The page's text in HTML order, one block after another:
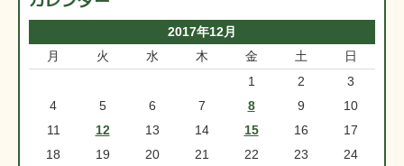
2017年12月
月
火 水 木 金 土 日
1 2
3
4
5 6 7 8 9
10
11
12 13 14 15 16
17
18
19 20 21 22 23
24